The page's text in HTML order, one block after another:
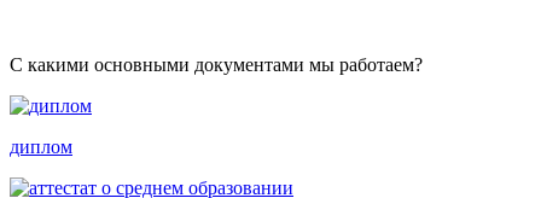
С какими основными документами мы работаем?
диплом